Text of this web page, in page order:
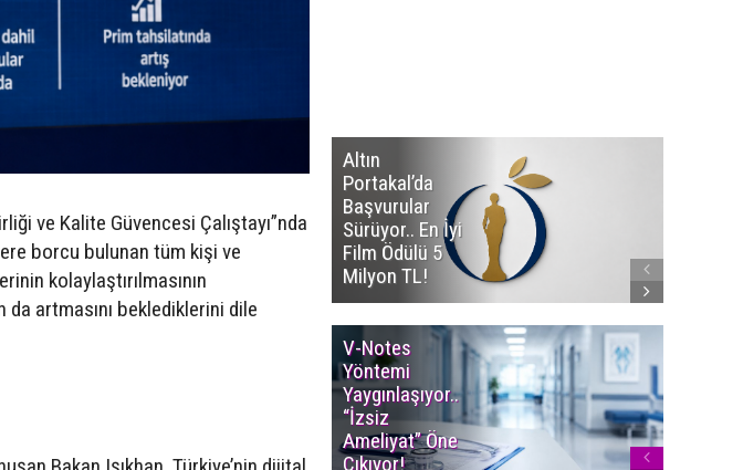
ve Kalite Güvencesi Çalıştayı”nda
borcu bulunan tüm kişi ve
kolaylaştırılmasının
da artmasını beklediklerini dile
Altın
Portakal’da
Başvurular
Sürüyor.. En İyi
Film Ödülü 5
Milyon TL!
V-Notes
Yöntemi
Yaygınlaşıyor..
“İzsiz
Ameliyat” Öne
Çıkıyor!